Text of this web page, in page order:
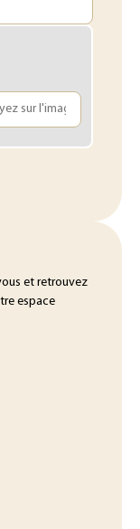
et retrouvez
espace